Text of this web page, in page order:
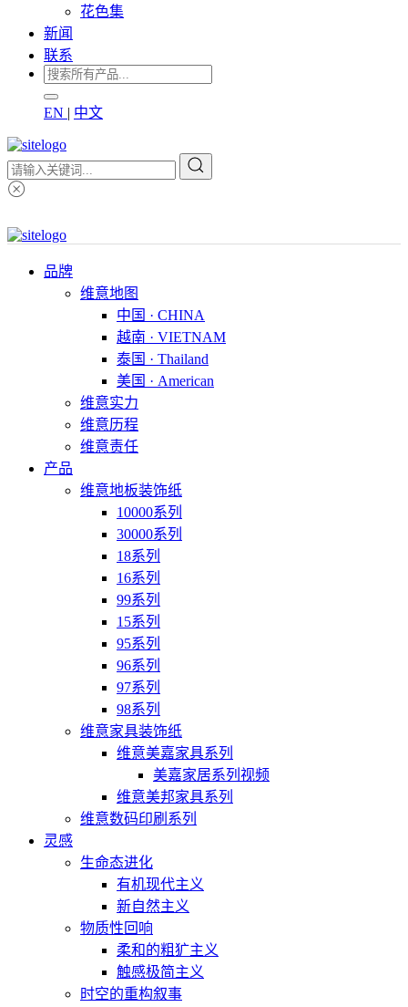
花色集
新闻
联系
EN | 中文
品牌
维意地图
中国 · CHINA
越南 · VIETNAM
泰国 · Thailand
美国 · American
维意实力
维意历程
维意责任
产品
维意地板装饰纸
10000系列
30000系列
18系列
16系列
99系列
15系列
95系列
96系列
97系列
98系列
维意家具装饰纸
维意美嘉家具系列
美嘉家居系列视频
维意美邦家具系列
维意数码印刷系列
灵感
生命态进化
有机现代主义
新自然主义
物质性回响
柔和的粗犷主义
触感极简主义
时空的重构叙事